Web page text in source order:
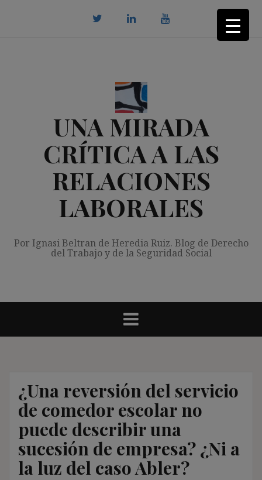
UNA MIRADA
CRÍTICA A LAS
RELACIONES
LABORALES
Por Ignasi Beltran de Heredia Ruiz. Blog de Derecho
del Trabajo y de la Seguridad Social
¿Una reversión del servicio
de comedor escolar no
puede describir una
sucesión de empresa? ¿Ni a
la luz del caso Abler?